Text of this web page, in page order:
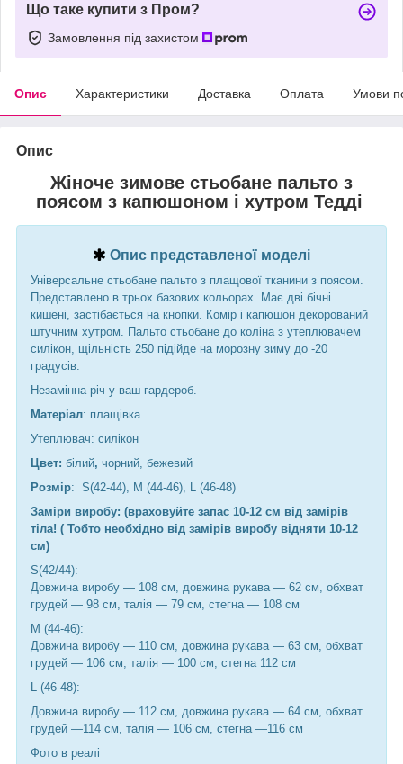
Що таке купити з Пром?
Замовлення під захистом
Опис Характеристики Доставка Оплата Умови
Опис
Жіноче зимове стьобане пальто з
поясом з капюшоном і хутром Тедді
Опис представленої моделі
Універсальне стьобане пальто з плащової тканини з поясом.
Представлено в трьох базових кольорах. Має дві бічні
кишені, застібається на кнопки. Комір і капюшон декорований
штучним хутром. Пальто стьобане до коліна з утеплювачем
силікон, щільність 250 підійде на морозну зиму до -20
градусів.
Незамінна річ у ваш гардероб.
Матеріал: плащівка
Утеплювач: силікон
Цвет: білий, чорний, бежевий
Розмір: S(42-44), M (44-46), L (46-48)
Заміри виробу: (враховуйте запас 10-12 см від замірів
тіла! ( Тобто необхідно від замірів виробу відняти 10-12
см)
S(42/44):
Довжина виробу — 108 см, довжина рукава — 62 см, обхват
грудей — 98 см, талія — 79 см, стегна — 108 см
М (44-46):
Довжина виробу — 110 см, довжина рукава — 63 см, обхват
грудей — 106 см, талія — 100 см, стегна 112 см
L (46-48):
Довжина виробу — 112 см, довжина рукава — 64 см, обхват
грудей —114 см, талія — 106 см, стегна —116 см
Фото в реалі